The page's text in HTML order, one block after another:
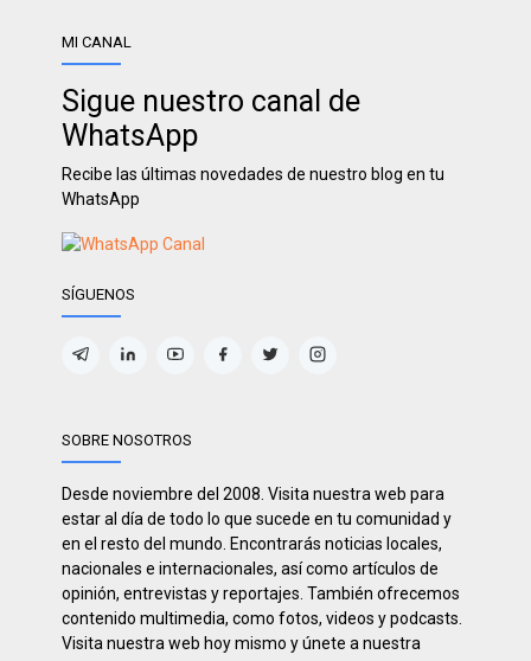
MI CANAL
Sigue nuestro canal de
WhatsApp
Recibe las últimas novedades de nuestro blog en tu
WhatsApp
SÍGUENOS
SOBRE NOSOTROS
Desde noviembre del 2008. Visita nuestra web para
estar al día de todo lo que sucede en tu comunidad y
en el resto del mundo. Encontrarás noticias locales,
nacionales e internacionales, así como artículos de
opinión, entrevistas y reportajes. También ofrecemos
contenido multimedia, como fotos, videos y podcasts.
Visita nuestra web hoy mismo y únete a nuestra